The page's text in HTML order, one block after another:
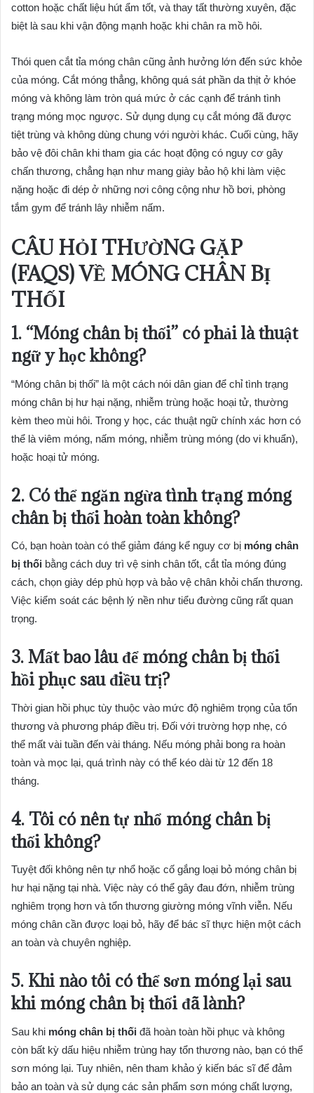
cotton hoặc chất liệu hút ẩm tốt, và thay tất thường xuyên, đặc
biệt là sau khi vận động mạnh hoặc khi chân ra mồ hôi.
Thói quen cắt tỉa móng chân cũng ảnh hưởng lớn đến sức khỏe
của móng. Cắt móng thẳng, không quá sát phần da thịt ở khóe
móng và không làm tròn quá mức ở các cạnh để tránh tình
trạng móng mọc ngược. Sử dụng dụng cụ cắt móng đã được
tiệt trùng và không dùng chung với người khác. Cuối cùng, hãy
bảo vệ đôi chân khi tham gia các hoạt động có nguy cơ gây
chấn thương, chẳng hạn như mang giày bảo hộ khi làm việc
nặng hoặc đi dép ở những nơi công cộng như hồ bơi, phòng
tắm gym để tránh lây nhiễm nấm.
CÂU HỎI THƯỜNG GẶP
(FAQS) VỀ MÓNG CHÂN BỊ
THỐI
1. “Móng chân bị thối” có phải là thuật
ngữ y học không?
“Móng chân bị thối” là một cách nói dân gian để chỉ tình trạng
móng chân bị hư hại nặng, nhiễm trùng hoặc hoại tử, thường
kèm theo mùi hôi. Trong y học, các thuật ngữ chính xác hơn có
thể là viêm móng, nấm móng, nhiễm trùng móng (do vi khuẩn),
hoặc hoại tử móng.
2. Có thể ngăn ngừa tình trạng móng
chân bị thối hoàn toàn không?
Có, bạn hoàn toàn có thể giảm đáng kể nguy cơ bị móng chân
bị thối bằng cách duy trì vệ sinh chân tốt, cắt tỉa móng đúng
cách, chọn giày dép phù hợp và bảo vệ chân khỏi chấn thương.
Việc kiểm soát các bệnh lý nền như tiểu đường cũng rất quan
trọng.
3. Mất bao lâu để móng chân bị thối
hồi phục sau điều trị?
Thời gian hồi phục tùy thuộc vào mức độ nghiêm trọng của tổn
thương và phương pháp điều trị. Đối với trường hợp nhẹ, có
thể mất vài tuần đến vài tháng. Nếu móng phải bong ra hoàn
toàn và mọc lại, quá trình này có thể kéo dài từ 12 đến 18
tháng.
4. Tôi có nên tự nhổ móng chân bị
thối không?
Tuyệt đối không nên tự nhổ hoặc cố gắng loại bỏ móng chân bị
hư hại nặng tại nhà. Việc này có thể gây đau đớn, nhiễm trùng
nghiêm trọng hơn và tổn thương giường móng vĩnh viễn. Nếu
móng chân cần được loại bỏ, hãy để bác sĩ thực hiện một cách
an toàn và chuyên nghiệp.
5. Khi nào tôi có thể sơn móng lại sau
khi móng chân bị thối đã lành?
Sau khi móng chân bị thối đã hoàn toàn hồi phục và không
còn bất kỳ dấu hiệu nhiễm trùng hay tổn thương nào, bạn có thể
sơn móng lại. Tuy nhiên, nên tham khảo ý kiến bác sĩ để đảm
bảo an toàn và sử dụng các sản phẩm sơn móng chất lượng,